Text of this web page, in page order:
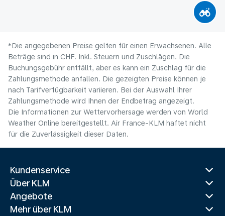
*Die angegebenen Preise gelten für einen Erwachsenen. Alle
Beträge sind in CHF. Inkl. Steuern und Zuschlägen. Die
Buchungsgebühr entfällt, aber es kann ein Zuschlag für die
Zahlungsmethode anfallen. Die gezeigten Preise können je
nach Tarifverfügbarkeit variieren. Bei der Auswahl Ihrer
Zahlungsmethode wird Ihnen der Endbetrag angezeigt.
Die Informationen zur Wettervorhersage werden von World
Weather Online bereitgestellt. Air France-KLM haftet nicht
für die Zuverlässigkeit dieser Daten.
Kundenservice
Über KLM
Angebote
Mehr über KLM